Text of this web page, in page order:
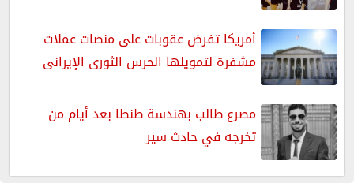
أمريكا تفرض عقوبات على منصات عملات
مشفرة لتمويلها الحرس الثورى الإيرانى
مصرع طالب بهندسة طنطا بعد أيام من
تخرجه في حادث سير